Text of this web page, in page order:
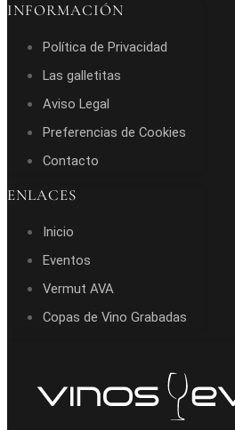
INFORMACIÓN
Política de Privacidad
Las galletitas
Aviso Legal
Preferencias de Cookies
Contacto
ENLACES
Inicio
Eventos
Vermut AVA
Copas de Vino Grabadas